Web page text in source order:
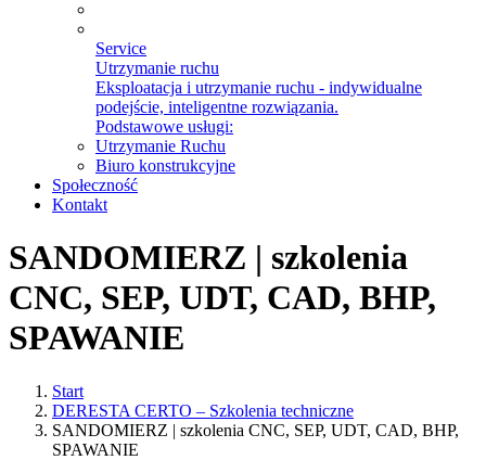
Service
Utrzymanie ruchu
Eksploatacja i utrzymanie ruchu - indywidualne
podejście, inteligentne rozwiązania.
Podstawowe usługi:
Utrzymanie Ruchu
Biuro konstrukcyjne
Społeczność
Kontakt
SANDOMIERZ | szkolenia
CNC, SEP, UDT, CAD, BHP,
SPAWANIE
Start
DERESTA CERTO – Szkolenia techniczne
SANDOMIERZ | szkolenia CNC, SEP, UDT, CAD, BHP,
SPAWANIE